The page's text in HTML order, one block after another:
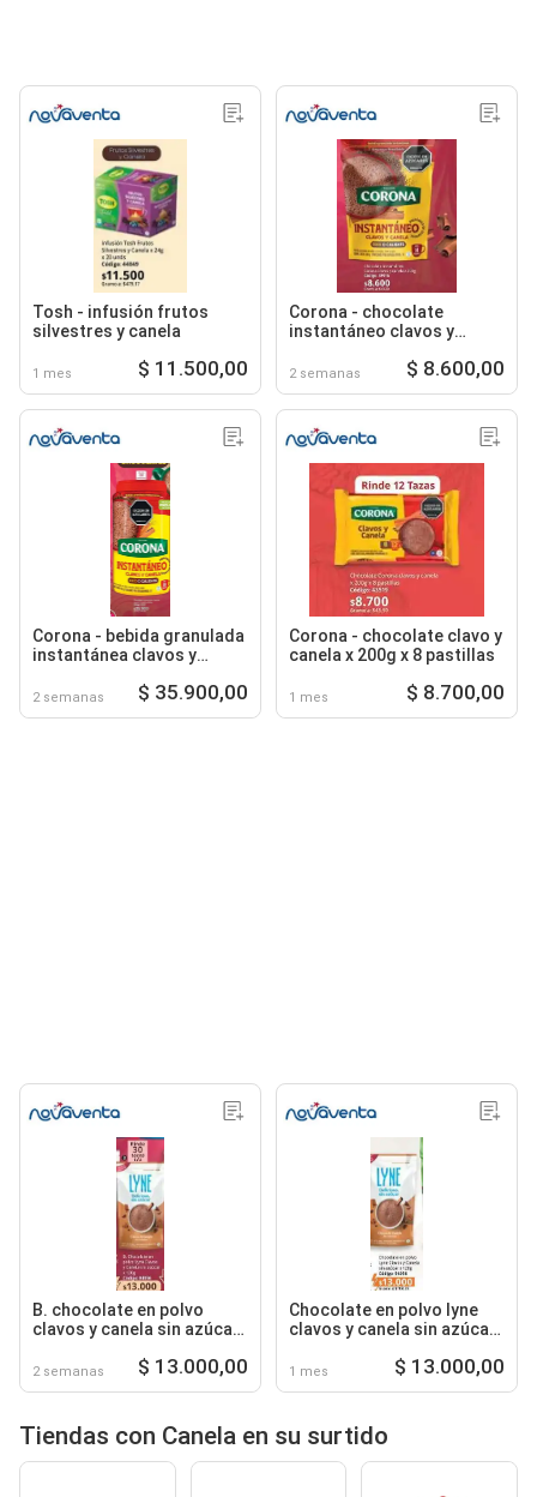
Tosh - infusión frutos
silvestres y canela
1 mes $ 11.500,00
Corona - chocolate
instantáneo clavos y
2 semanas $ 8.600,00
Corona - bebida granulada
instantánea clavos y
2 semanas $ 35.900,00
Corona - chocolate clavo y
canela x 200g x 8 pastillas
1 mes $ 8.700,00
B. chocolate en polvo
clavos y canela sin azúcar
2 semanas $ 13.000,00
Chocolate en polvo lyne
clavos y canela sin azúcar
1 mes $ 13.000,00
Tiendas con Canela en su surtido